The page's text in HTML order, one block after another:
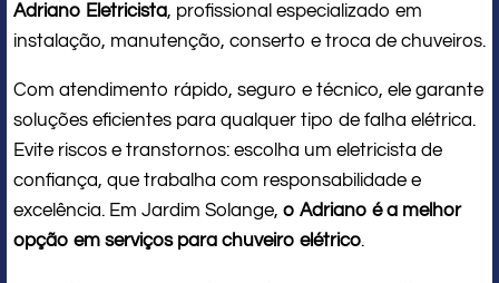
Adriano Eletricista, profissional especializado em
instalação, manutenção, conserto e troca de chuveiros.
Com atendimento rápido, seguro e técnico, ele garante
soluções eficientes para qualquer tipo de falha elétrica.
Evite riscos e transtornos: escolha um eletricista de
confiança, que trabalha com responsabilidade e
excelência. Em Jardim Solange, o Adriano é a melhor
opção em serviços para chuveiro elétrico.